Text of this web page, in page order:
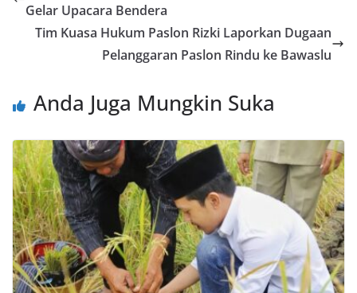
Gelar Upacara Bendera
Tim Kuasa Hukum Paslon Rizki Laporkan Dugaan
Pelanggaran Paslon Rindu ke Bawaslu
Anda Juga Mungkin Suka